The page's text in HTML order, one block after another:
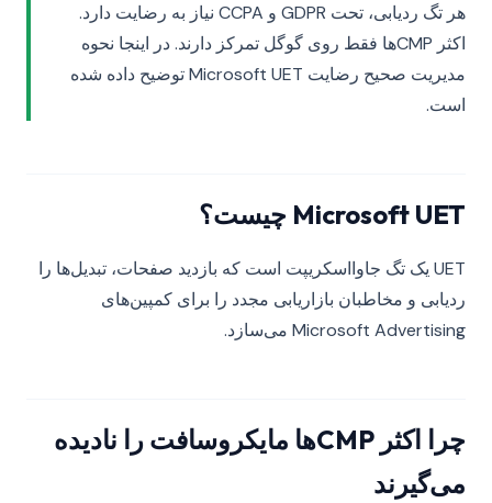
هر تگ ردیابی، تحت GDPR و CCPA نیاز به رضایت دارد.
اکثر CMPها فقط روی گوگل تمرکز دارند. در اینجا نحوه
مدیریت صحیح رضایت Microsoft UET توضیح داده شده
است.
Microsoft UET چیست؟
UET یک تگ جاوااسکریپت است که بازدید صفحات، تبدیل‌ها را
ردیابی و مخاطبان بازاریابی مجدد را برای کمپین‌های
Microsoft Advertising می‌سازد.
چرا اکثر CMPها مایکروسافت را نادیده
می‌گیرند